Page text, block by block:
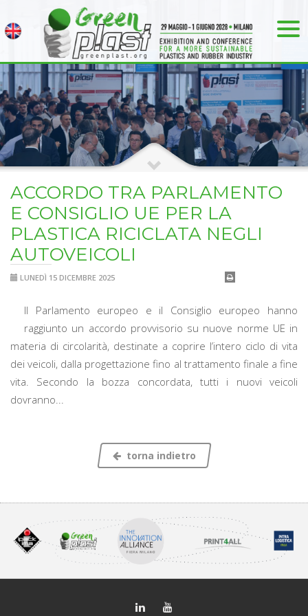
ACCORDO TRA PARLAMENTO
E CONSIGLIO UE PER LA
PLASTICA RICICLATA NEGLI
AUTOVEICOLI
LUNEDÌ 15 DICEMBRE 2025
Il Parlamento europeo e il Consiglio europeo hanno
raggiunto un accordo provvisorio su nuove norme UE in
materia di circolarità, destinate a coprire l’intero ciclo di vita
dei veicoli, dalla progettazione fino al trattamento finale a fine
vita. Secondo la bozza concordata, tutti i nuovi veicoli
dovranno...
torna indietro